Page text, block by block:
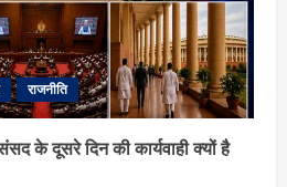
राजनीति
के दूसरे दिन की कार्यवाही क्यों है